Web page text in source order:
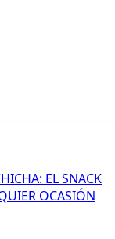
EL SNACK
OCASIÓN